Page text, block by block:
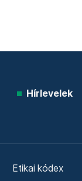
Hírlevelek
Etikai kódex